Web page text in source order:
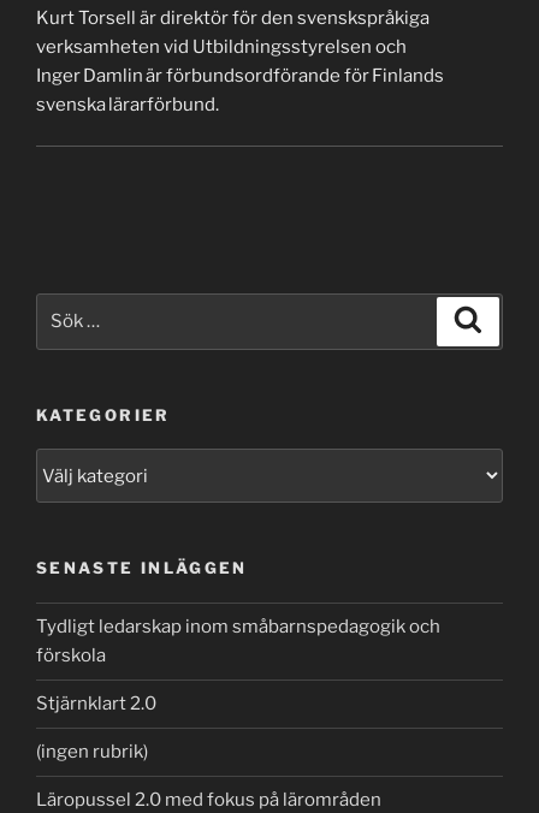
Kurt Torsell är direktör för den svenskspråkiga
verksamheten vid Utbildningsstyrelsen och
Inger Damlin är förbundsordförande för Finlands
svenska lärarförbund.
KATEGORIER
SENASTE INLÄGGEN
Tydligt ledarskap inom småbarnspedagogik och
förskola
Stjärnklart 2.0
(ingen rubrik)
Läropussel 2.0 med fokus på lärområden